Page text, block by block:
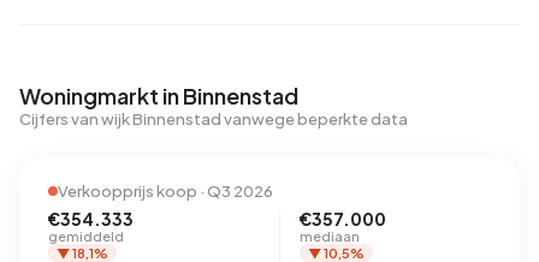
Woningmarkt in Binnenstad
Cijfers van wijk Binnenstad vanwege beperkte data
Verkoopprijs koop · Q3 2026
€354.333
gemiddeld
▼ 18,1%
€357.000
mediaan
▼ 10,5%